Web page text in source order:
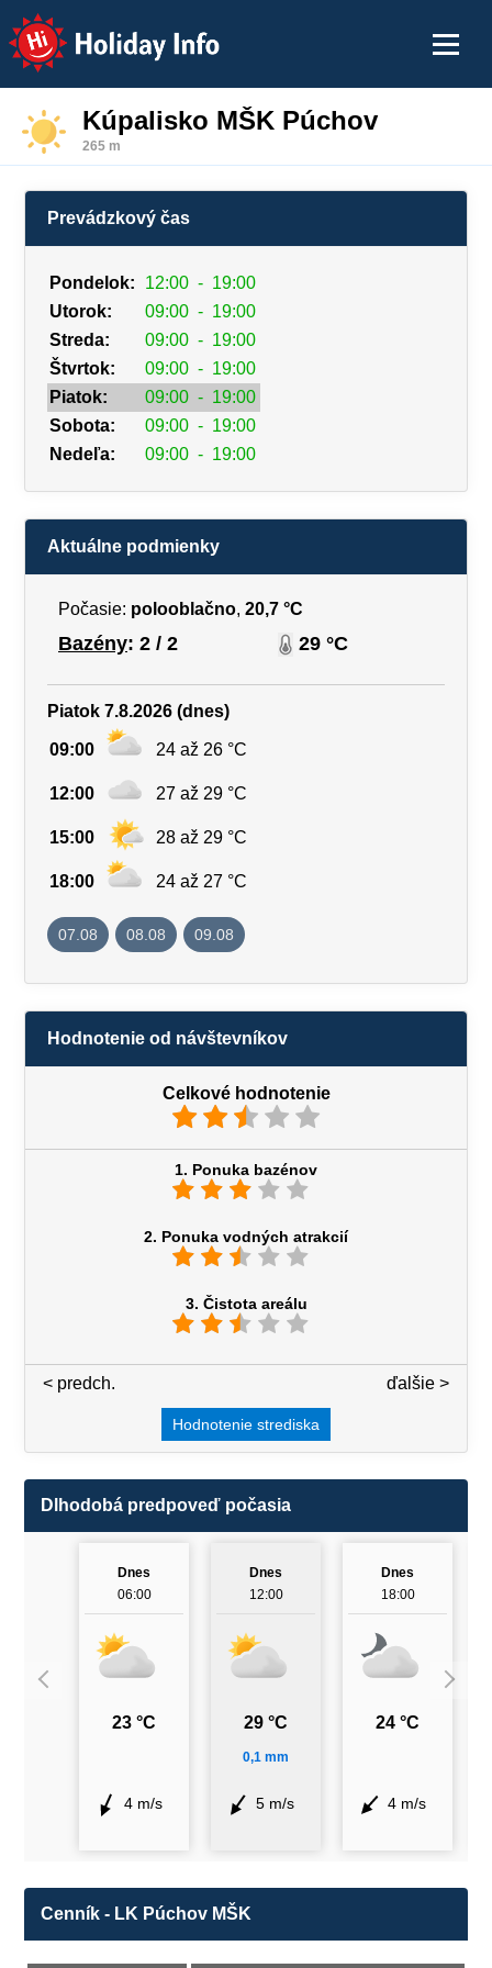
Holiday Info
Kúpalisko MŠK Púchov
265 m
Prevádzkový čas
Pondelok: 12:00 - 19:00
Utorok:
09:00 - 19:00
Streda:
09:00 - 19:00
Štvrtok:
09:00 - 19:00
Piatok:
09:00 - 19:00
Sobota:
09:00 - 19:00
Nedeľa:
09:00 - 19:00
Aktuálne podmienky
Počasie: polooblačno, 20,7 °C
Bazény: 2 / 2 29 °C
Piatok 7.8.2026 (dnes)
09:00 24 až 26 °C
12:00 27 až 29 °C
15:00 28 až 29 °C
18:00 24 až 27 °C
07.08 08.08 09.08
Hodnotenie od návštevníkov
Celkové hodnotenie
1. Ponuka bazénov
2. Ponuka vodných atrakcií
3. Čistota areálu
ďalšie >
< predch.
Hodnotenie strediska
Dlhodobá predpoveď počasia
Dnes
06:00
23 °C
4 m/s
Dnes
12:00
29 °C
0,1 mm
5 m/s
Dnes
18:00
24 °C
4 m/s
Cenník - LK Púchov MŠK